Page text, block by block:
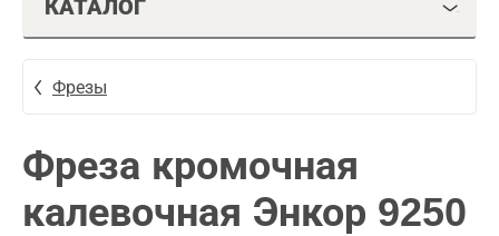
КАТАЛОГ
Фрезы
Фреза кромочная
калевочная Энкор 9250